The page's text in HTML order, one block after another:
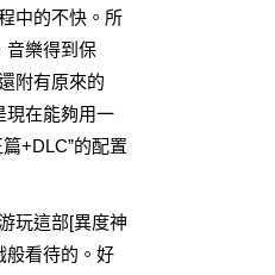
中的不快。所
音樂得到保
附有原來的
現在能夠用一
+DLC”的配置
玩這部[異度神
般看待的。好